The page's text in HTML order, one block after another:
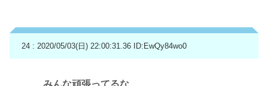
24 : 2020/05/03(日) 22:00:31.36 ID:EwQy84wo0
みんな頑張ってるな